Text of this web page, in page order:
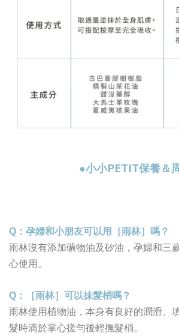
●小小PETIT保養＆
Q ：孕婦和小朋友可以用［雨林］嗎？
雨林沒有添加礦物油及矽油，孕婦和三
心使用。
Q ：［雨林］可以抹髮梢嗎？
雨林使用植物油，本身有良好的潤滑、
髮時滴於掌心搓勻後輕撫髮梢。